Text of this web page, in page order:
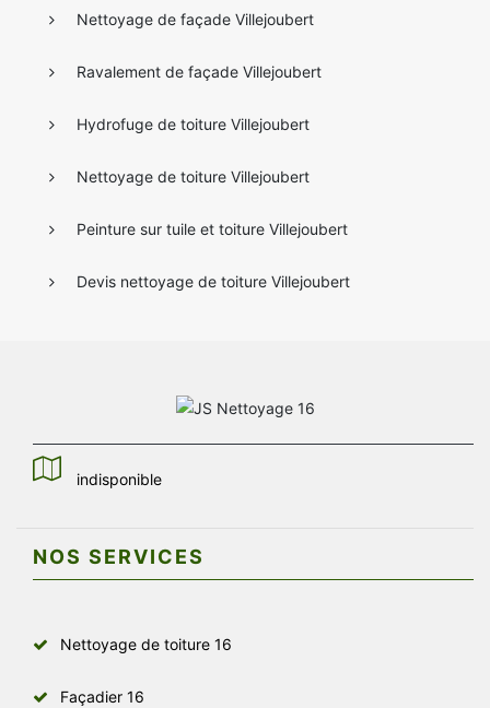
Nettoyage de façade Villejoubert
Ravalement de façade Villejoubert
Hydrofuge de toiture Villejoubert
Nettoyage de toiture Villejoubert
Peinture sur tuile et toiture Villejoubert
Devis nettoyage de toiture Villejoubert
indisponible
NOS SERVICES
Nettoyage de toiture 16
Façadier 16